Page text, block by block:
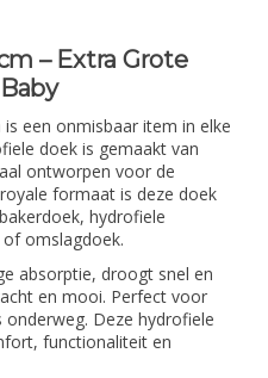
– Extra Grote
een onmisbaar item in elke
doek is gemaakt van
ontworpen voor de
formaat is deze doek
hydrofiele
omslagdoek.
absorptie, droogt snel en
en mooi. Perfect voor
Deze hydrofiele
functionaliteit en